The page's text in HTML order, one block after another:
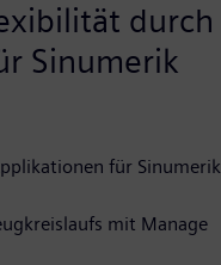
durch
Sinumerik
für Sinumerik
mit Manage